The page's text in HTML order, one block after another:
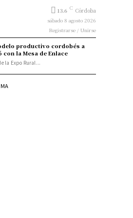
13.6 C Córdoba
sábado 8 agosto 2026
Registrarse / Unirse
productivo cordobés a
la Mesa de Enlace
la Expo Rural...